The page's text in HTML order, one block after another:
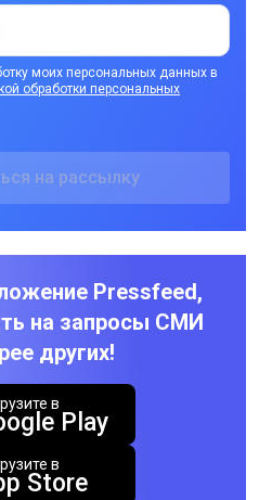
моих персональных данных в
обработки персональных
Pressfeed,
на запросы СМИ
других!
в
Play
в
Store